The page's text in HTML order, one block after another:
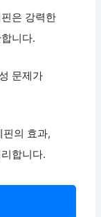
은 강력한
니다.
문제가
의 효과,
합니다.